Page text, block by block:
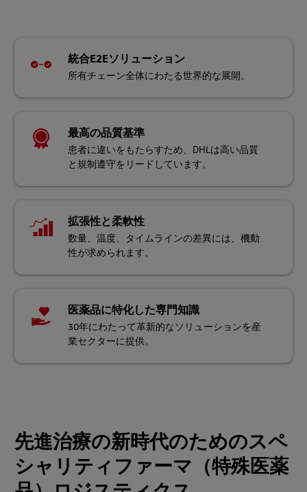
統合E2Eソリューション
所有チェーン全体にわたる世界的な展開。
最高の品質基準
患者に違いをもたらすため、DHLは高い品質
と規制遵守をリードしています。
拡張性と柔軟性
数量、温度、タイムラインの差異には、機動
性が求められます。
医薬品に特化した専門知識
30年にわたって革新的なソリューションを産
業セクターに提供。
先進治療の新時代のためのスペ
シャリティファーマ（特殊医薬